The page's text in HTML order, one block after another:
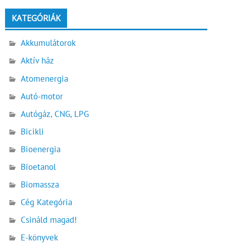
KATEGÓRIÁK
Akkumulátorok
Aktív ház
Atomenergia
Autó-motor
Autógáz, CNG, LPG
Bicikli
Bioenergia
Bioetanol
Biomassza
Cég Kategória
Csináld magad!
E-könyvek